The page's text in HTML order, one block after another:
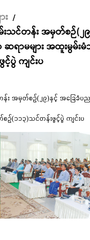
း /
သင်တန်း အမှတ်စဉ်(၂
ဆရာမများ အထူးမွမ်
ပွဲ ကျင်းပ
အမှတ်စဉ်(၂၉)နှင့် အခြေခံပညာ
ဉ်(၁၁၃)သင်တန်းဖွင့်ပွဲ ကျင်းပ